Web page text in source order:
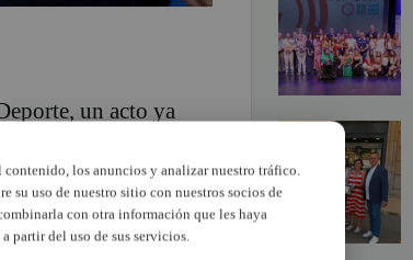
un acto ya
municipal,
entidades que han
y compromiso
los anuncios y analizar nuestro tráfico.
su uso de nuestro sitio con nuestros socios de
con otra información que les haya
partir del uso de sus servicios.